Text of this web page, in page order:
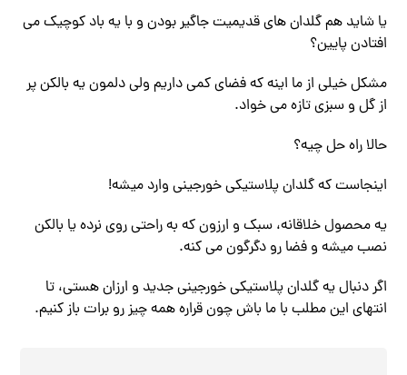
یا شاید هم گلدان ‌های قدیمیت جاگیر بودن و با یه باد کوچیک می
‌افتادن پایین؟
مشکل خیلی از ما اینه که فضای کمی داریم ولی دلمون یه بالکن پر
از گل و سبزی تازه می ‌خواد.
حالا راه‌ حل چیه؟
اینجاست که گلدان پلاستیکی خورجینی وارد میشه!
یه محصول خلاقانه، سبک و ارزون که به راحتی روی نرده یا بالکن
نصب میشه و فضا رو دگرگون می‌ کنه.
اگر دنبال یه گلدان پلاستیکی خورجینی جدید و ارزان هستی، تا
انتهای این مطلب با ما باش چون قراره همه چیز رو برات باز کنیم.